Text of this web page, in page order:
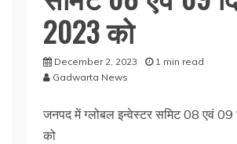
2023 को
December 2, 2023
1 min read
Gadwarta News
जनपद में ग्लोबल इन्वेस्टर समिट 08 एवं 09
को